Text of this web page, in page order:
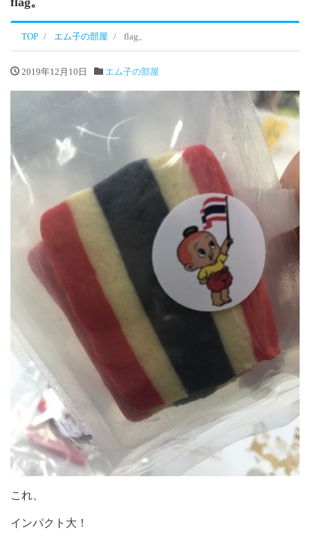
TOP エム子の部屋 flag。
2019年12月10日 エム子の部屋
これ、
インパクト大！